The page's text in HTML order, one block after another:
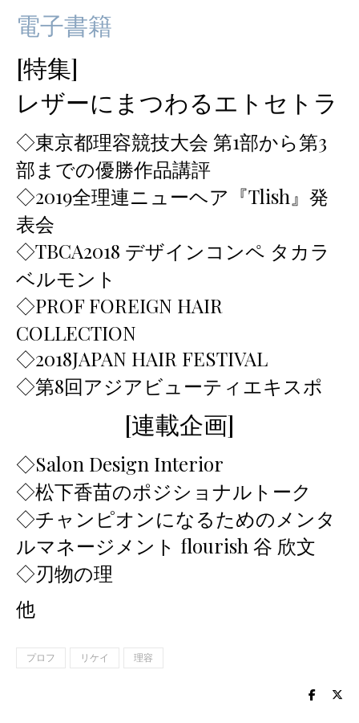
電子書籍
[特集]
レザーにまつわるエトセトラ
◇東京都理容競技大会 第1部から第3
部までの優勝作品講評
◇2019全理連ニューヘア『Tlish』発
表会
◇TBCA2018 デザインコンペ タカラ
ベルモント
◇PROF FOREIGN HAIR
COLLECTION
◇2018JAPAN HAIR FESTIVAL
◇第8回アジアビューティエキスポ
[連載企画]
◇Salon Design Interior
◇松下香苗のポジショナルトーク
◇チャンピオンになるためのメンタ
ルマネージメント flourish 谷 欣文
◇刃物の理
他
プロフ リケイ 理容